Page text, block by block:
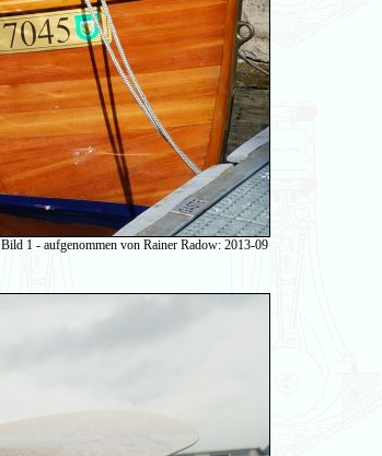
Bild 1 - aufgenommen von Rainer Radow: 2013-09